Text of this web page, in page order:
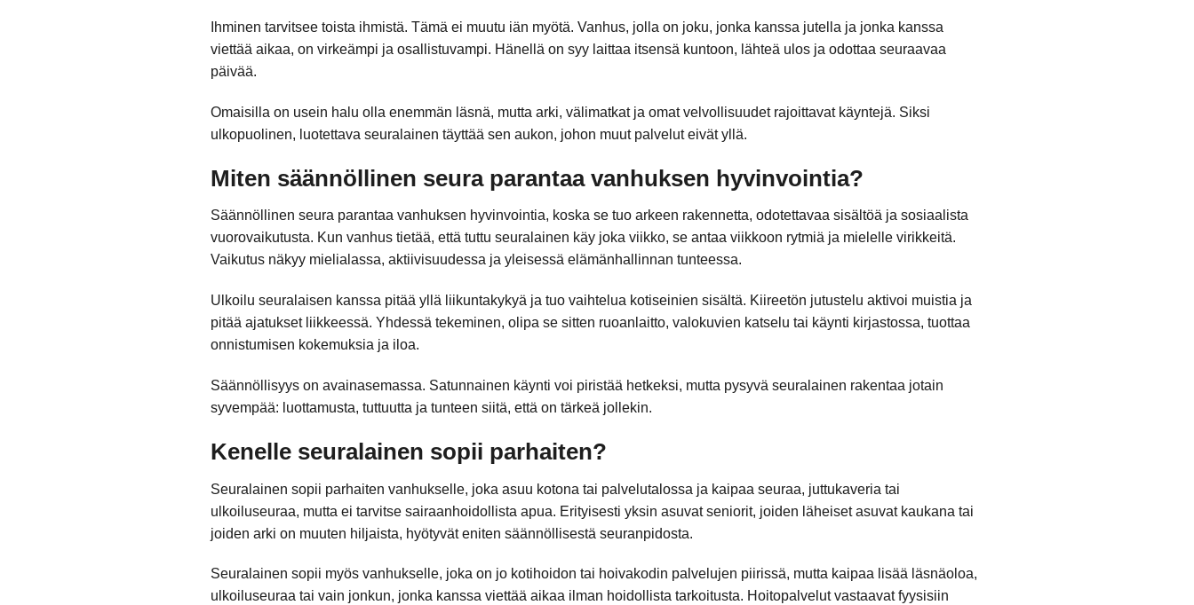
Ihminen tarvitsee toista ihmistä. Tämä ei muutu iän myötä. Vanhus, jolla on joku, jonka kanssa jutella ja jonka kanssa
viettää aikaa, on virkeämpi ja osallistuvampi. Hänellä on syy laittaa itsensä kuntoon, lähteä ulos ja odottaa seuraavaa
päivää.
Omaisilla on usein halu olla enemmän läsnä, mutta arki, välimatkat ja omat velvollisuudet rajoittavat käyntejä. Siksi
ulkopuolinen, luotettava seuralainen täyttää sen aukon, johon muut palvelut eivät yllä.
Miten säännöllinen seura parantaa vanhuksen hyvinvointia?
Säännöllinen seura parantaa vanhuksen hyvinvointia, koska se tuo arkeen rakennetta, odotettavaa sisältöä ja sosiaalista
vuorovaikutusta. Kun vanhus tietää, että tuttu seuralainen käy joka viikko, se antaa viikkoon rytmiä ja mielelle virikkeitä.
Vaikutus näkyy mielialassa, aktiivisuudessa ja yleisessä elämänhallinnan tunteessa.
Ulkoilu seuralaisen kanssa pitää yllä liikuntakykyä ja tuo vaihtelua kotiseinien sisältä. Kiireetön jutustelu aktivoi muistia ja
pitää ajatukset liikkeessä. Yhdessä tekeminen, olipa se sitten ruoanlaitto, valokuvien katselu tai käynti kirjastossa, tuottaa
onnistumisen kokemuksia ja iloa.
Säännöllisyys on avainasemassa. Satunnainen käynti voi piristää hetkeksi, mutta pysyvä seuralainen rakentaa jotain
syvempää: luottamusta, tuttuutta ja tunteen siitä, että on tärkeä jollekin.
Kenelle seuralainen sopii parhaiten?
Seuralainen sopii parhaiten vanhukselle, joka asuu kotona tai palvelutalossa ja kaipaa seuraa, juttukaveria tai
ulkoiluseuraa, mutta ei tarvitse sairaanhoidollista apua. Erityisesti yksin asuvat seniorit, joiden läheiset asuvat kaukana tai
joiden arki on muuten hiljaista, hyötyvät eniten säännöllisestä seuranpidosta.
Seuralainen sopii myös vanhukselle, joka on jo kotihoidon tai hoivakodin palvelujen piirissä, mutta kaipaa lisää läsnäoloa,
ulkoiluseuraa tai vain jonkun, jonka kanssa viettää aikaa ilman hoidollista tarkoitusta. Hoitopalvelut vastaavat fyysisiin